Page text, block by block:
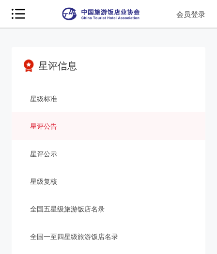
会员登录
星评信息
星级标准
星评公告
星评公示
星级复核
全国五星级旅游饭店名录
全国一至四星级旅游饭店名录